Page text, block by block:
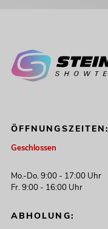
ÖFFNUNGSZEITEN:
Geschlossen
Mo.-Do. 9:00 - 17:00 Uhr
Fr. 9:00 - 16:00 Uhr
ABHOLUNG: